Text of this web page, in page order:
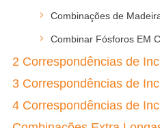
Combinações de
Combinar Fósforos EM
2 Correspondências de
3 Correspondências de
4 Correspondências de